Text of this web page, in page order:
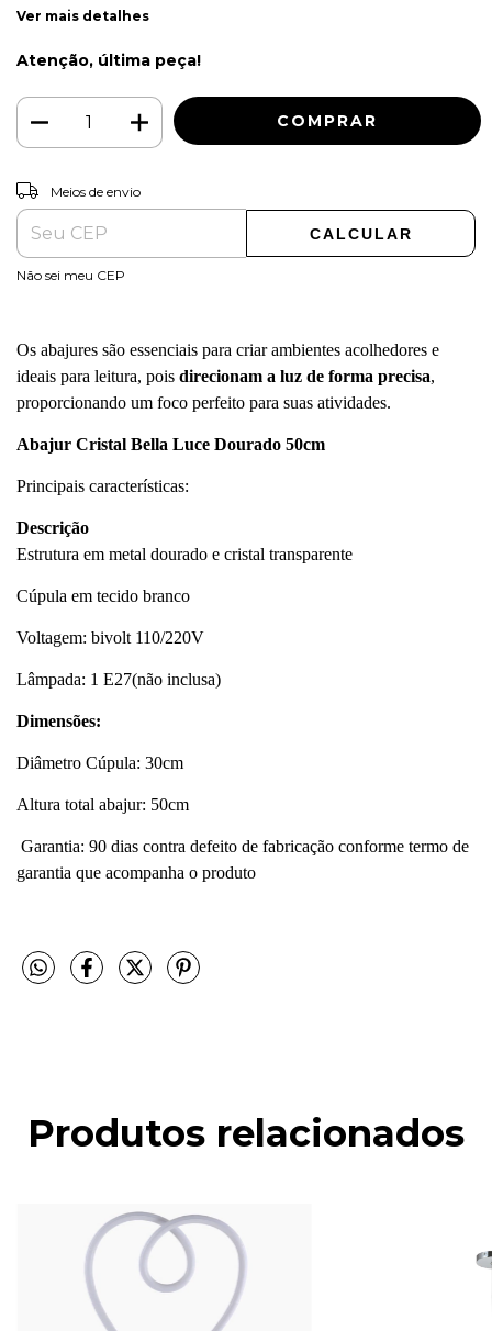
Ver mais detalhes
Atenção, última peça!
Entregas para o CEP:
Meios de envio
CALCULAR
Não sei meu CEP
Os abajures são essenciais para criar ambientes acolhedores e
ideais para leitura, pois direcionam a luz de forma precisa,
proporcionando um foco perfeito para suas atividades.
Abajur Cristal Bella Luce Dourado 50cm
Principais características:
Descrição
Estrutura em metal dourado e cristal transparente
Cúpula em tecido branco
Voltagem: bivolt 110/220V
Lâmpada: 1 E27(não inclusa)
Dimensões:
Diâmetro Cúpula: 30cm
Altura total abajur: 50cm
Garantia: 90 dias contra defeito de fabricação conforme termo de
garantia que acompanha o produto
Produtos relacionados